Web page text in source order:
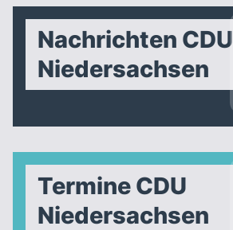
Nachrichten CDU
Niedersachsen
Termine CDU
Niedersachsen